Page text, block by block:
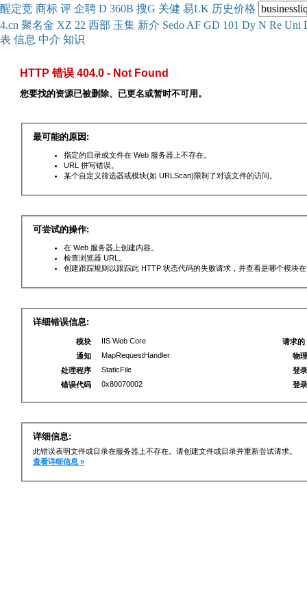
醒定竞 商标 评 企聘 D 360B 搜G 关健 易LK 历史价格
4.cn 聚名金 XZ 22 西部 玉集 新介 Sedo AF GD 101 Dy N Re Uni
表 信息 中介 知识